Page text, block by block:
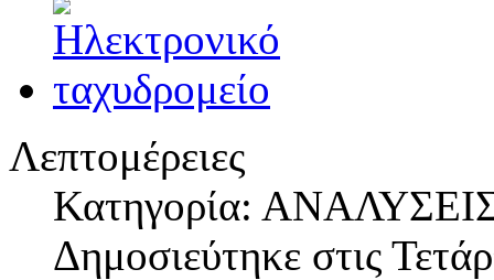
Λεπτομέρειες
Κατηγορία:
Δημοσιεύτηκε στις